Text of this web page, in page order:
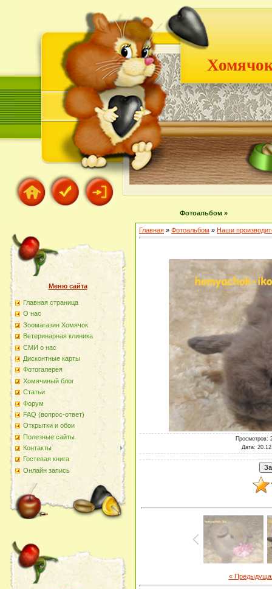
Фотоальбом »
Меню сайта
Главная страница
О наc
Зоомагазин Хомячок
Ветеринарная клиника
СМИ о нас
Дисконтные карты
Фотогалерея
Хомячиный блог
Статьи
Форум
FAQ (вопрос-ответ)
Открытки и обои
Полезные сайты
Контакты
Гостевая книга
Онлайн запись
Главная » Фотоальбом » Наши
Просмотров:
Дата:
«